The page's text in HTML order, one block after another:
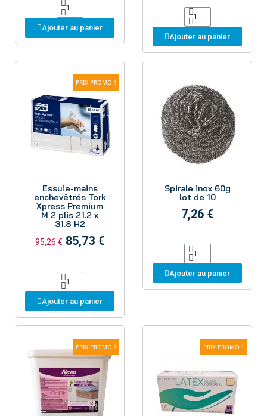
Ajouter au panier
Ajouter au panier
PRIX PROMO !
Essuie-mains
enchevêtrés Tork
Xpress Premium
M 2 plis 21.2 x
31.8 H2
95,26 € 85,73 €
Ajouter au panier
Spirale inox 60g
lot de 10
7,26 €
Ajouter au panier
PRIX PROMO ! PRIX PROMO !